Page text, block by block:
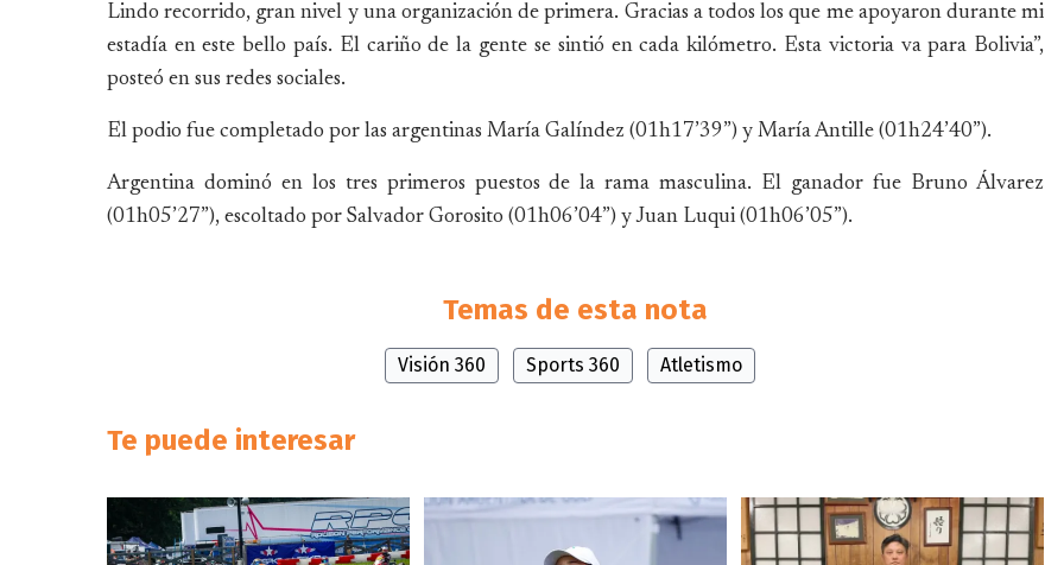
Lindo recorrido, gran nivel y una organización de primera. Gracias a todos los que me apoyaron durante mi
estadía en este bello país. El cariño de la gente se sintió en cada kilómetro. Esta victoria va para Bolivia”,
posteó en sus redes sociales.
El podio fue completado por las argentinas María Galíndez (01h17’39”) y María Antille (01h24’40”).
Argentina dominó en los tres primeros puestos de la rama masculina. El ganador fue Bruno Álvarez
(01h05’27”), escoltado por Salvador Gorosito (01h06’04”) y Juan Luqui (01h06’05”).
Temas de esta nota
Visión 360 Sports 360 Atletismo
Te puede interesar